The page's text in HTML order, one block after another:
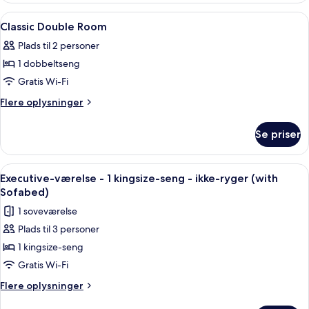
Room
Indlæs
alle
billeder
af
Classic
Double
Et hotelværelse med seng,
6
Classic Double Room
Plads til 2 personer
1 dobbeltseng
Gratis Wi-Fi
Flere oplysninger
Flere
Double
Room
Se priser
Indlæs
alle
billeder
af
Executive-
værelse
-
1
Executive-værelse - 1 kingsize-
15
Executive-værelse - 1 kingsize-seng - ikke-ryger (with
Sofabed)
1 soveværelse
Plads til 3 personer
1 kingsize-seng
Gratis Wi-Fi
Flere oplysninger
Flere